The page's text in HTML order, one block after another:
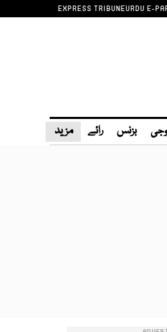
EXPRESS TRIBUNEURDU E-
بزنس رائے مزید